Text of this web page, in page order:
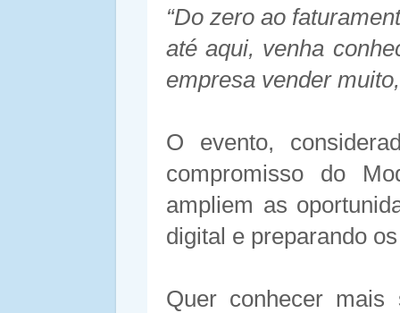
“Do zero ao
até aqui, venha
empresa vender
O evento,
compromisso do
ampliem as
digital e preparando
Quer conhecer mais